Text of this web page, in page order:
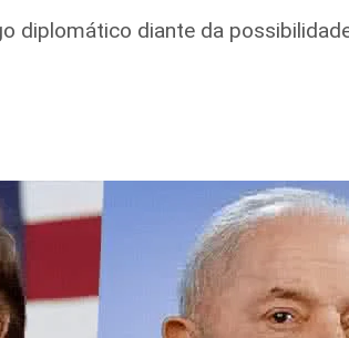
diplomático diante da